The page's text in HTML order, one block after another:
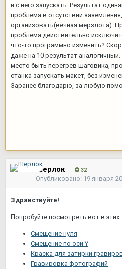
и с него запускать. Результат
проблема в отсутствии
организовать(вечная мерзлота).
проблема действительно
что-то программно изменить?
даже на 10 результат
место быть перегрев шаговика,
станка запускать макет, без
Заранее благодарю, за любую
Шерлок 32
Опубликовано: 19 января
Здравствуйте!
Попробуйте посмотреть вот в этих
Смещение нуля
Смещение по оси Y
Краска для затирки
Гравировка фотографий